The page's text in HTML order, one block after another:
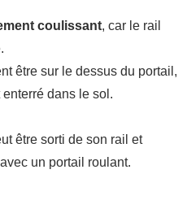
coulissant, car le rail
être sur le dessus du portail,
dans le sol.
être sorti de son rail et
un portail roulant.